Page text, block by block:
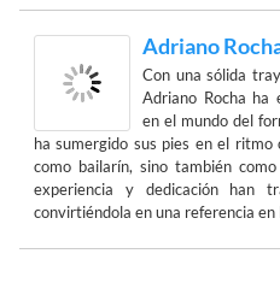
Adriano
Con una sólida
Adriano Rocha ha
en el mundo del
ha sumergido sus pies en el
como bailarín, sino también
experiencia y dedicación han
convirtiéndola en una referencia en